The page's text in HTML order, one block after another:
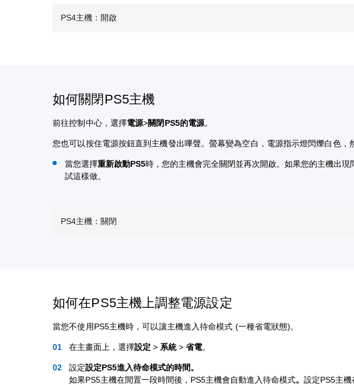
PS4主機：開啟
如何關閉PS5主機
前往控制中心，選擇電源>關閉PS5的電源。
您也可以按住電源按鈕直到主機發出嗶聲。螢幕變為空白，電源指示燈閃爍白色，
當您選擇重新啟動PS5時，您的主機會完全關閉並再次開啟。如果您的主機出現
試這樣做。
PS4主機：關閉
如何在PS5主機上調整電源設定
當您不使用PS5主機時，可以讓主機進入待命模式 (一種省電狀態)。
在主畫面上，選擇設定 > 系統>省電。
設定設定PS5進入待命模式的時間。
如果PS5主機在閒置一段時間後，PS5主機會自動進入待命模式。設定PS5主